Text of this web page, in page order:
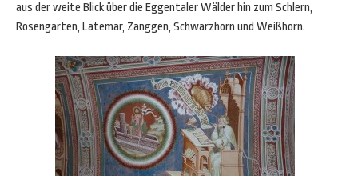
aus der weite Blick über die Eggentaler Wälder hin zum Schlern,
Rosengarten, Latemar, Zanggen, Schwarzhorn und Weißhorn.